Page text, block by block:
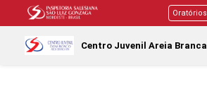
Centro Juvenil Areia Branca